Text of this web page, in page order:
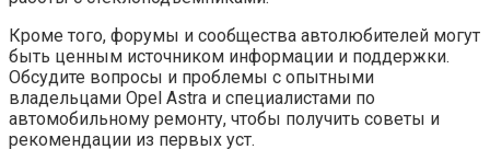
Кроме того, форумы и сообщества автолюбителей могут
быть ценным источником информации и поддержки.
Обсудите вопросы и проблемы с опытными
владельцами Opel Astra и специалистами по
автомобильному ремонту, чтобы получить советы и
рекомендации из первых уст.